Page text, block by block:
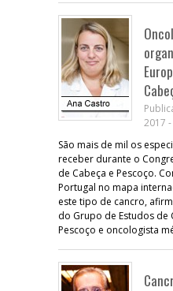
2017
São mais de mil os
receber durante o
de Cabeça e Pescoço.
Portugal no mapa
este tipo de cancro,
do Grupo de Estudos de
Pescoço e oncologista